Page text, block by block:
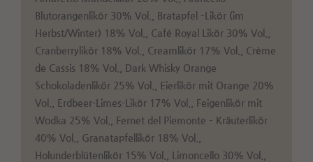
Blutorangenlikör 30% Vol., Bratapfel –Likör (im
Herbst/Winter) 18% Vol., Café Royal Likör 30% Vol.,
Cranberrylikör 18% Vol., Creamlikör 17% Vol., Crème
de Cassis 18% Vol., Dark Whisky Orange
Schokoladenlikör 25% Vol., Eierlikör mit Orange 20%
Vol., Erdbeer-Limes-Likör 17% Vol., Feigenlikör mit
Wodka 25% Vol., Fernet del Piemonte – Kräuterlikör
40% Vol., Granatapfellikör 18% Vol.,
Holunderblütenlikör 15% Vol., Limoncello 30% Vol.,